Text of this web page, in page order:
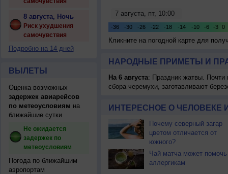
8 августа, Ночь
Риск ухудшения
самочувствия
Подробно на 14 дней
ВЫЛЕТЫ
Оценка возможных
задержек авиарейсов
по метеоусловиям на
ближайшие сутки
Не ожидается
задержек по
метеоусловиям
Погода по ближайшим
аэропортам
Кликните на погодной карте для
НАРОДНЫЕ ПРИМЕТЫ И
На 6 августа: Праздник жатвы. Почти
сбора черемухи, заготавливают
ИНТЕРЕСНОЕ О ЧЕЛОВЕКЕ
Почему северный загар
цветом отличается от
южного?
Чай матча может помочь
аллергикам